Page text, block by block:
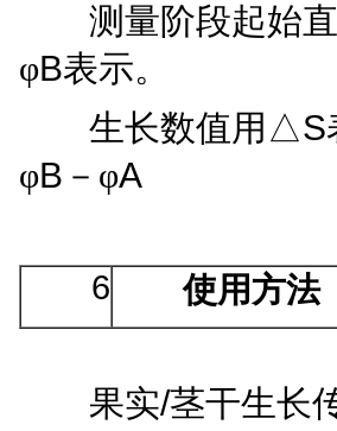
测量阶段起始
φB表示。
生长数值用 △S
φB － φA
6 使用方法
果实/茎干生长